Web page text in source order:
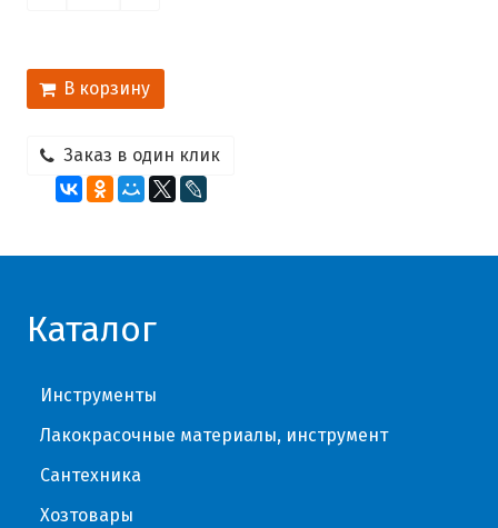
В корзину
Заказ в один клик
Каталог
Инструменты
Лакокрасочные материалы, инструмент
Сантехника
Хозтовары